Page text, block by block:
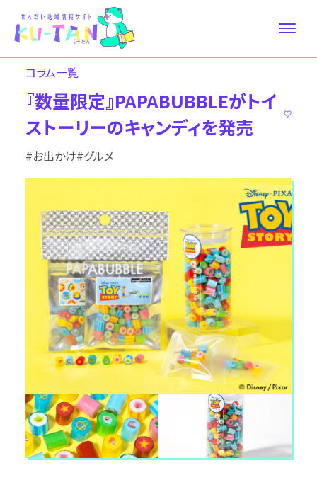
コラム⼀覧
『数量限定』PAPABUBBLEがトイ
ストーリーのキャンディを発売
#お出かけ#グルメ